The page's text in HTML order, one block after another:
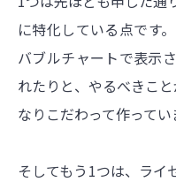
に特化している点です
バブルチャートで表示
れたりと、やるべきこ
なりこだわって作ってい
そしてもう1つは、ライ